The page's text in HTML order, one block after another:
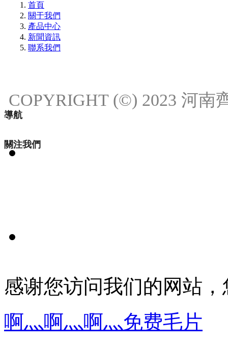
首頁
關于我們
產品中心
新聞資訊
聯系我們
導航
關注我們
COPYRIGHT (©) 2023 河南
感谢您访问我们的网站
啊灬啊灬啊灬免费毛片